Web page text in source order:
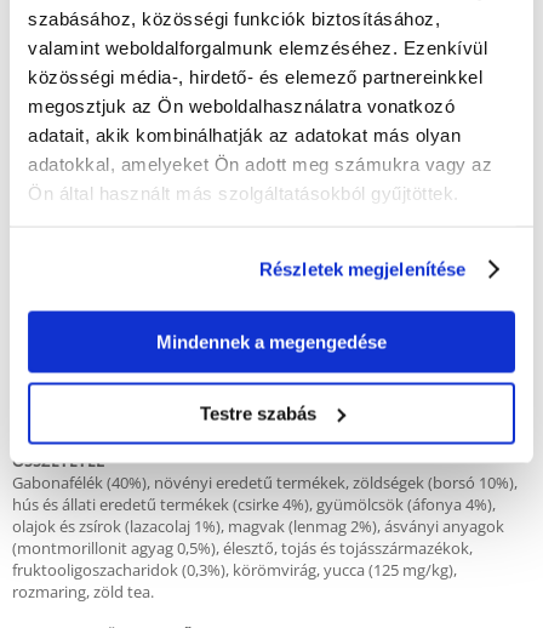
szabásához, közösségi funkciók biztosításához,
valamint weboldalforgalmunk elemzéséhez. Ezenkívül
közösségi média-, hirdető- és elemező partnereinkkel
megosztjuk az Ön weboldalhasználatra vonatkozó
adatait, akik kombinálhatják az adatokat más olyan
adatokkal, amelyeket Ön adott meg számukra vagy az
Ön által használt más szolgáltatásokból gyűjtöttek.
Részletek megjelenítése
Mindennek a megengedése
Testre szabás
"Minden egyben" - Megakadályozza a szelektív táplálékfelvételt.
Az állati fehérjék (csirke), gabonafélék és lenmag hozzáadásával
biztosítja a buzgó táplálékfelvételt és a jó emésztést.
Borsóval és áfonyával gazdagított összetétel. Többek között yucca
kivonatot tartalmaz a kellemetlen szagok csökkentése érdekében.
ÁLLATI FEHÉRJE
A gabonafélék magas szintje biztosítja a megfelelő mennyiségű
keményítőt. Energiát és vitalitást biztosít.
FOGÁSZATI ELLÁTÁS
lepedéket és elősegíti a higiéniát.
ÖSSZETÉTEL
Gabonafélék (40%), növényi eredetű termékek, zöldségek (borsó 10%),
hús és állati eredetű termékek (csirke 4%), gyümölcsök (áfonya 4%),
olajok és zsírok (lazacolaj 1%), magvak (lenmag 2%), ásványi anyagok
(montmorillonit agyag 0,5%), élesztő, tojás és tojásszármazékok,
fruktooligoszacharidok (0,3%), körömvirág, yucca (125 mg/kg),
rozmaring, zöld tea.